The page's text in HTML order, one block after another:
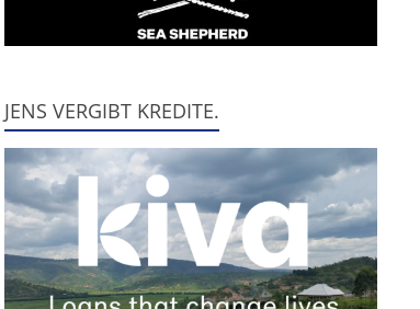
JENS VERGIBT KREDITE.